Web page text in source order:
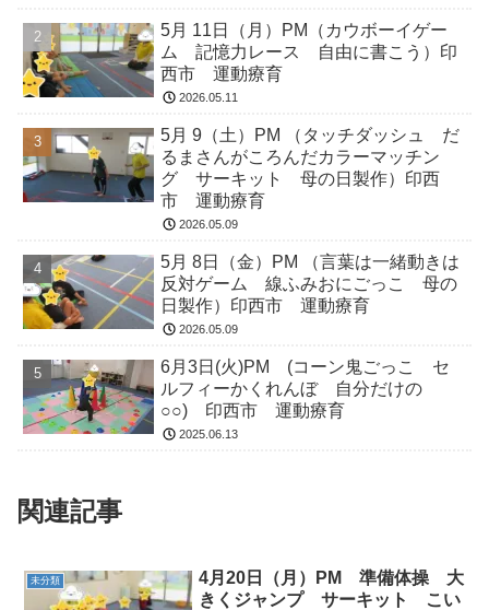
5月 11日（月）PM（カウボーイゲー
ム 記憶力レース 自由に書こう）印
西市 運動療育
2026.05.11
5月 9（土）PM （タッチダッシュ だ
るまさんがころんだカラーマッチン
グ サーキット 母の日製作）印西
市 運動療育
2026.05.09
5月 8日（金）PM （言葉は一緒動きは
反対ゲーム 線ふみおにごっこ 母の
日製作）印西市 運動療育
2026.05.09
6月3日(火)PM (コーン鬼ごっこ セ
ルフィーかくれんぼ 自分だけの
○○) 印西市 運動療育
2025.06.13
関連記事
未分類
4月20日（月）PM 準備体操 大
きくジャンプ サーキット こい